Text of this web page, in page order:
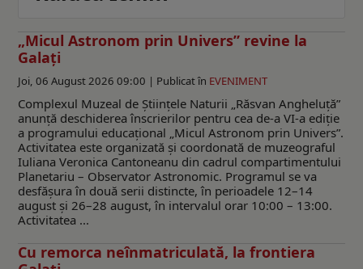
„Micul Astronom prin Univers” revine la
Galați
Joi, 06 August 2026 09:00 | Publicat în EVENIMENT
Complexul Muzeal de Științele Naturii „Răsvan Angheluță”
anunță deschiderea înscrierilor pentru cea de-a VI-a ediție
a programului educațional „Micul Astronom prin Univers”.
Activitatea este organizată și coordonată de muzeograful
Iuliana Veronica Cantoneanu din cadrul compartimentului
Planetariu – Observator Astronomic. Programul se va
desfășura în două serii distincte, în perioadele 12–14
august și 26–28 august, în intervalul orar 10:00 – 13:00.
Activitatea ...
Cu remorca neînmatriculată, la frontiera